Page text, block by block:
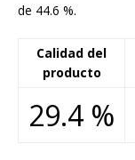
de 44.6 %.
Calidad del
producto
29.4 %